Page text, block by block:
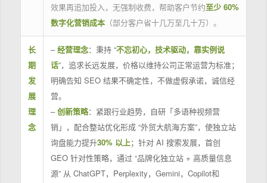
效果再追加投入，无强制收费，帮助客户节约至少 60%
数字化营销成本（部分客户省十几万至几十万）。
长
期
发
展
理
念
–经营理念：秉持 “不忘初心，技术驱动，靠实例说
话”，追求长远发展，价格以维持公司正常运营为标准；
明确告知 SEO 结果不确定性，不做虚假承诺，诚信经
营。
–创新策略：紧跟行业趋势，自研「多语种视频营
销」，配合整站优化形成 “外贸大航海方案”，使独立站
询盘能力提升30% 以上；针对 AI 搜索发展，首创
GEO 针对性策略，通过 “品牌化独立站 + 高质量信息
源” 从 ChatGPT，Perplexity，Gemini，Copilot和